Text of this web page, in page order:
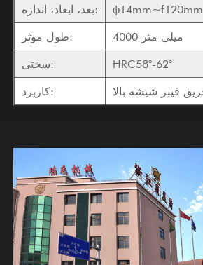
بعد، ابعاد، اندازه:
ф14mm~f120mm
طول موثر:
4000 میلی متر
سختی:
HRC58°-62°
کاربرد: